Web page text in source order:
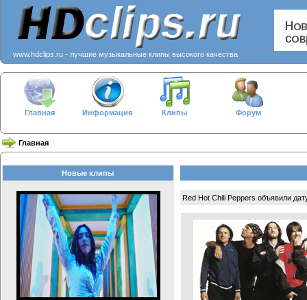
www.hdclips.ru - лучшие музыкальные клипы высокого качества
Главная Информация Клипы Форум
Главная
Новые клипы
Red Hot Chili Peppers объявили